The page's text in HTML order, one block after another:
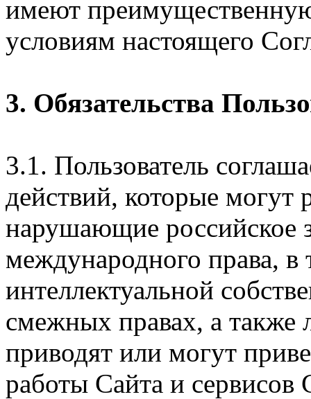
имеют
условиям настоящего
3. Обязательства
3.1. Пользователь
действий, которые могут
нарушающие российское
международного права, в
интеллектуальной
смежных правах, а также
приводят или могут
работы Сайта и сервисов